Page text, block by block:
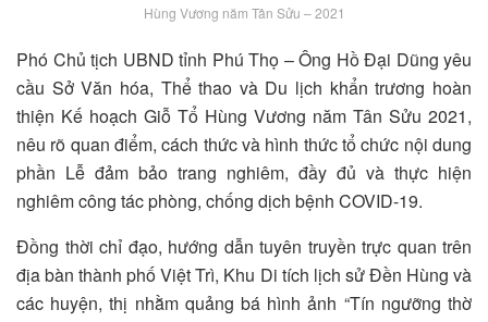
Hùng Vương năm Tân Sửu – 2021
Phó Chủ tịch UBND tỉnh Phú Thọ – Ông Hồ Đại Dũng yêu
cầu Sở Văn hóa, Thể thao và Du lịch khẩn trương hoàn
thiện Kế hoạch Giỗ Tổ Hùng Vương năm Tân Sửu 2021,
nêu rõ quan điểm, cách thức và hình thức tổ chức nội dung
phần Lễ đảm bảo trang nghiêm, đầy đủ và thực hiện
nghiêm công tác phòng, chống dịch bệnh COVID-19.
Đồng thời chỉ đạo, hướng dẫn tuyên truyền trực quan trên
địa bàn thành phố Việt Trì, Khu Di tích lịch sử Đền Hùng và
các huyện, thị nhằm quảng bá hình ảnh “Tín ngưỡng thờ